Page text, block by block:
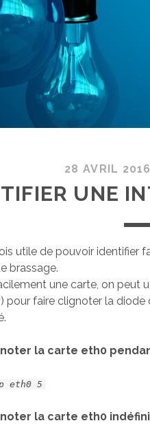
28 AVRIL 2016
UNE
utile de pouvoir identifier
brassage.
une carte, on peut
) pour faire clignoter la diode
la carte eth0
eth0 5
la carte eth0